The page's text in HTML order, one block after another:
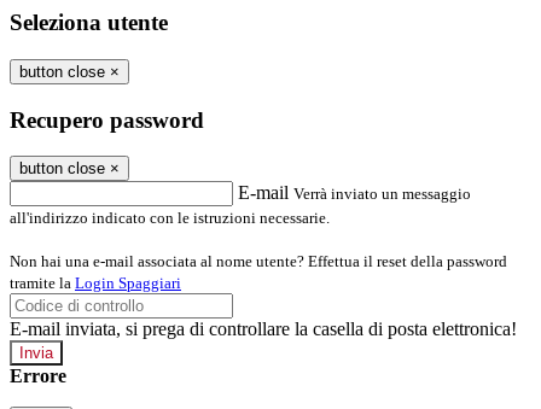
Seleziona utente
button close ×
Recupero password
button close ×
E-mail Verrà inviato un messaggio
all'indirizzo indicato con le istruzioni necessarie.
Non hai una e-mail associata al nome utente? Effettua il reset della password
tramite la Login Spaggiari
E-mail inviata, si prega di controllare la casella di posta elettronica!
Errore